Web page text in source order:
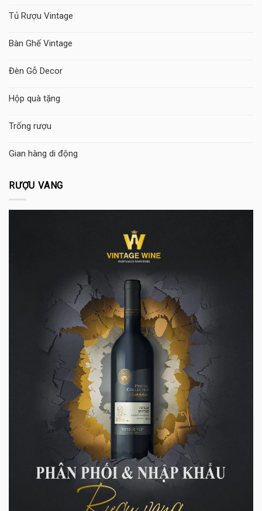
Tủ Rượu Vintage
Bàn Ghế Vintage
Đèn Gỗ Decor
Hộp quà tặng
Trống rượu
Gian hàng di động
RƯỢU VANG